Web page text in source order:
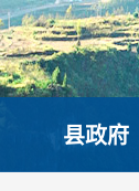
县政府